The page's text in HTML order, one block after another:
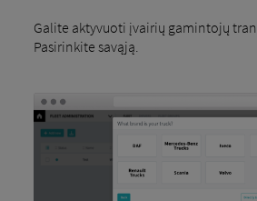
Galite aktyvuoti įvairių gamintojų
Pasirinkite savąją.